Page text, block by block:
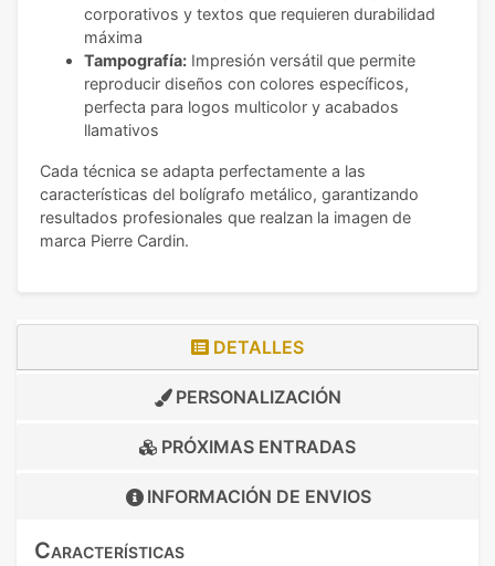
corporativos y textos que requieren durabilidad
máxima
Tampografía: Impresión versátil que permite
reproducir diseños con colores específicos,
perfecta para logos multicolor y acabados
llamativos
Cada técnica se adapta perfectamente a las
características del bolígrafo metálico, garantizando
resultados profesionales que realzan la imagen de
marca Pierre Cardin.
DETALLES
PERSONALIZACIÓN
PRÓXIMAS ENTRADAS
INFORMACIÓN DE ENVIOS
Características